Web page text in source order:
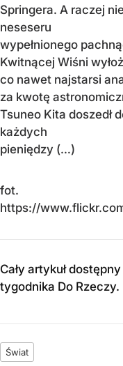
Springera. A raczej
neseseru
wypełnionego
Kwitnącej Wiśni
co nawet najstarsi
za kwotę
Tsuneo Kita doszedł
każdych
pieniędzy (…)
fot.
https://
Cały artykuł
tygodnika Do Rzeczy.
Świat